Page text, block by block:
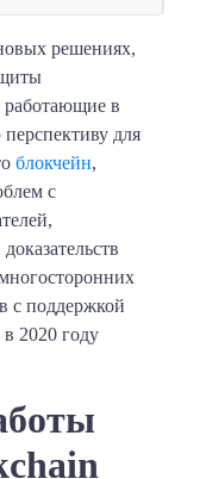
решениях,
в
для
блокчейн,
с
с поддержкой
2020 году